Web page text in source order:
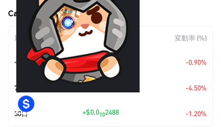
Catton AI (CATTON) の価格変動
期間 金額変動 変動率 (%)
今日 +$0.010 1860 -0.90%
7日 -4.50%
30日 +$0.0102488 -1.20%